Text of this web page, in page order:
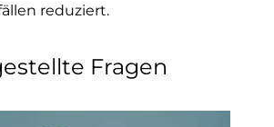
reduziert.
Fragen